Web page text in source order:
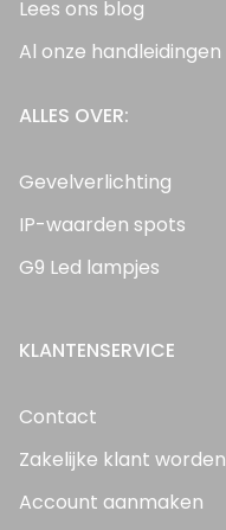
Lees ons blog
Al onze handleidingen
ALLES OVER:
Gevelverlichting
IP-waarden spots
G9 Led lampjes
KLANTENSERVICE
Contact
Zakelijke klant worden
Account aanmaken